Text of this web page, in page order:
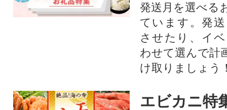
発送月を選べる
ています。発
させたり、イ
わせて選んで計
け取りましょう
エビカニ特